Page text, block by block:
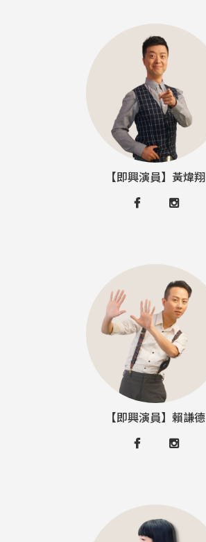
【即興演員】黃煒翔
【即興演員】賴謙德